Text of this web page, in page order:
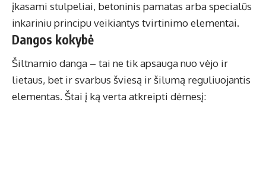
įkasami stulpeliai, betoninis pamatas arba specialūs
inkariniu principu veikiantys tvirtinimo elementai.
Dangos kokybė
Šiltnamio danga – tai ne tik apsauga nuo vėjo ir
lietaus, bet ir svarbus šviesą ir šilumą reguliuojantis
elementas. Štai į ką verta atkreipti dėmesį: